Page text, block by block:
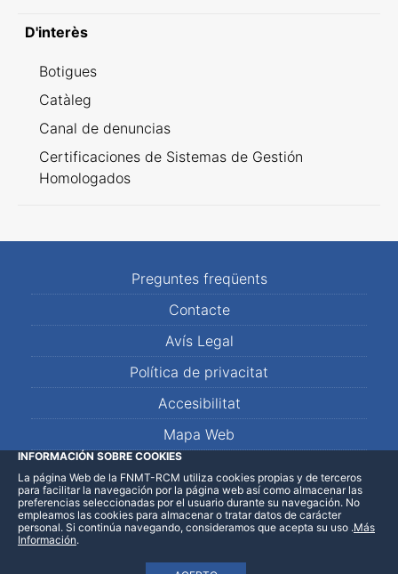
D'interès
Botigues
Catàleg
Canal de denuncias
Certificaciones de Sistemas de Gestión
Homologados
Preguntes freqüents
Contacte
Avís Legal
Política de privacitat
Accesibilitat
Mapa Web
LinkedInFacebookWhatsApp
INFORMACIÓN SOBRE COOKIES
La página Web de la FNMT-RCM utiliza cookies propias y de terceros
para facilitar la navegación por la página web así como almacenar las
preferencias seleccionadas por el usuario durante su navegación. No
empleamos las cookies para almacenar o tratar datos de carácter
personal. Si continúa navegando, consideramos que acepta su uso .Más
Información.